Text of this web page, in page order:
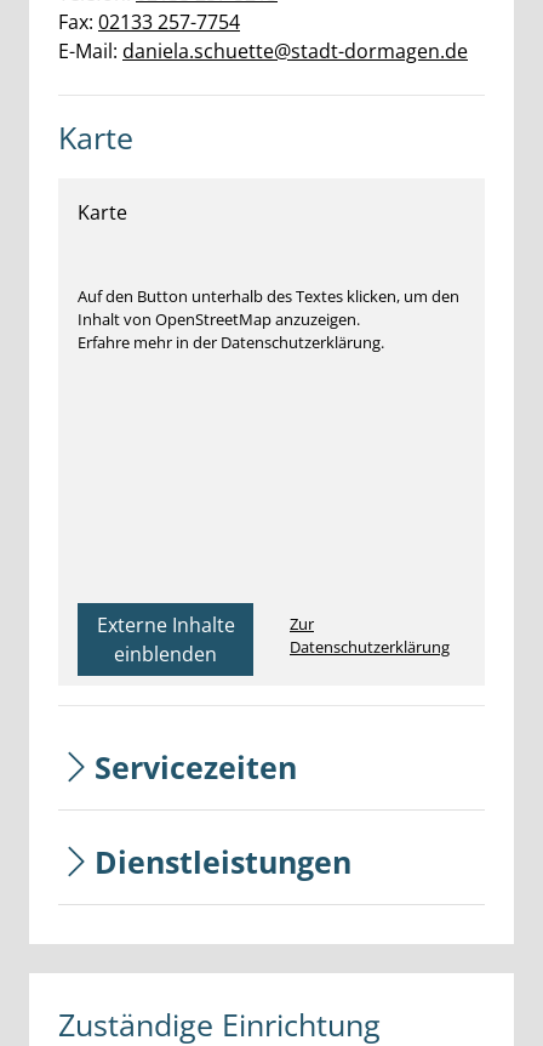
Fax: 02133 257-7754
E-Mail: daniela.schuette@stadt-dormagen.de
Karte
Karte
Auf den Button unterhalb des Textes klicken, um den
Inhalt von OpenStreetMap anzuzeigen.
Erfahre mehr in der Datenschutzerklärung.
Externe Inhalte
einblenden
Zur
Datenschutzerklärung
Servicezeiten
Dienstleistungen
Zuständige Einrichtung